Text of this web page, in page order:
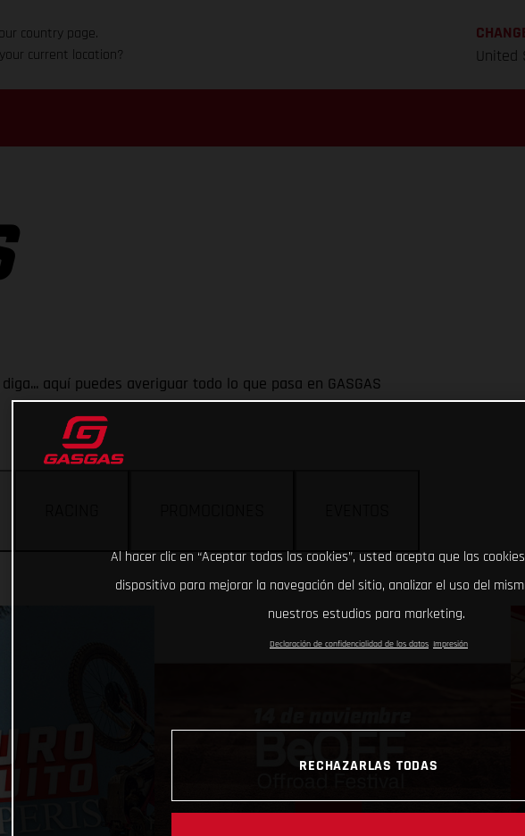
country page.
current location?
United
aquí puedes averiguar todo lo que pasa en GASGAS
Al hacer clic en “Aceptar todas las cookies”, usted acepta que las
dispositivo para mejorar la navegación del sitio, analizar el uso del
nuestros estudios para marketing.
Declaración de confidencialidad de los datos Impresión
RECHAZARLAS TODAS